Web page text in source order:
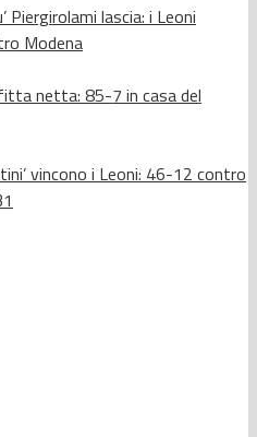
Piergirolami lascia: i Leoni
Modena
netta: 85-7 in casa del
vincono i Leoni: 46-12 contro